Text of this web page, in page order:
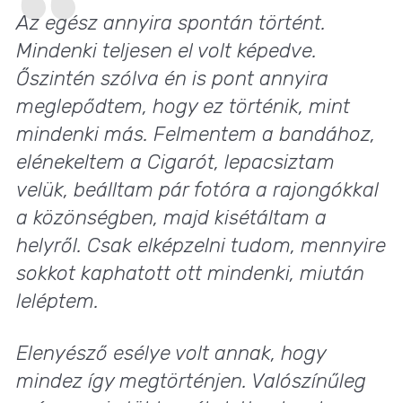
Az egész annyira spontán történt.
Mindenki teljesen el volt képedve.
Őszintén szólva én is pont annyira
meglepődtem, hogy ez történik, mint
mindenki más. Felmentem a bandához,
elénekeltem a Cigarót, lepacsiztam
velük, beálltam pár fotóra a rajongókkal
a közönségben, majd kisétáltam a
helyről. Csak elképzelni tudom, mennyire
sokkot kaphatott ott mindenki, miután
leléptem.
Elenyésző esélye volt annak, hogy
mindez így megtörténjen. Valószínűleg